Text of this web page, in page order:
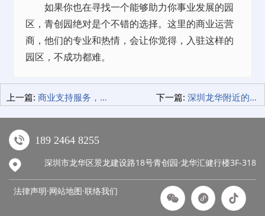
如果你也在寻找一个能够助力你事业发展的园
区，青创园绝对是个不错的选择。这里的商业运营
商，他们的专业和热情，会让你觉得，入驻这样的
园区，不成功都难。
上一篇: 商业支持服务，你企业成长的秘密武器！ 下一篇: 深圳龙华附近的小公寓出租，青年公寓让我找到了家的感觉！
189 2464 8255
深圳市龙华区景龙建设路18号青创园·龙华汇健行楼3F-318
法律声明·网站地图·联络我们